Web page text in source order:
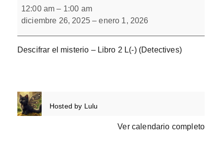
el
misterio
con
Libro
2
12:00 am – 1:00 am
diciembre 26, 2025 –enero 1, 2026
Descifrar el misterio – Libro 2 L(-) (Detectives)
Hosted by Lulu
Ver calendario completo